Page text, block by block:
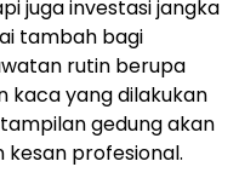
juga investasi jangka
tambah bagi
rutin berupa
kaca yang dilakukan
gedung akan
profesional.